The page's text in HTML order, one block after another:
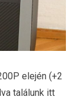
elején (+2
találunk itt